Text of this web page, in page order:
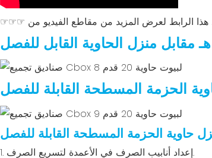
هـ مقابل منزل الحاوية القابل للفصل
الحزمة المسطحة القابلة للفصل
1. إعداد أنابيب الصرف في الأعمدة لتسريع الصرف.